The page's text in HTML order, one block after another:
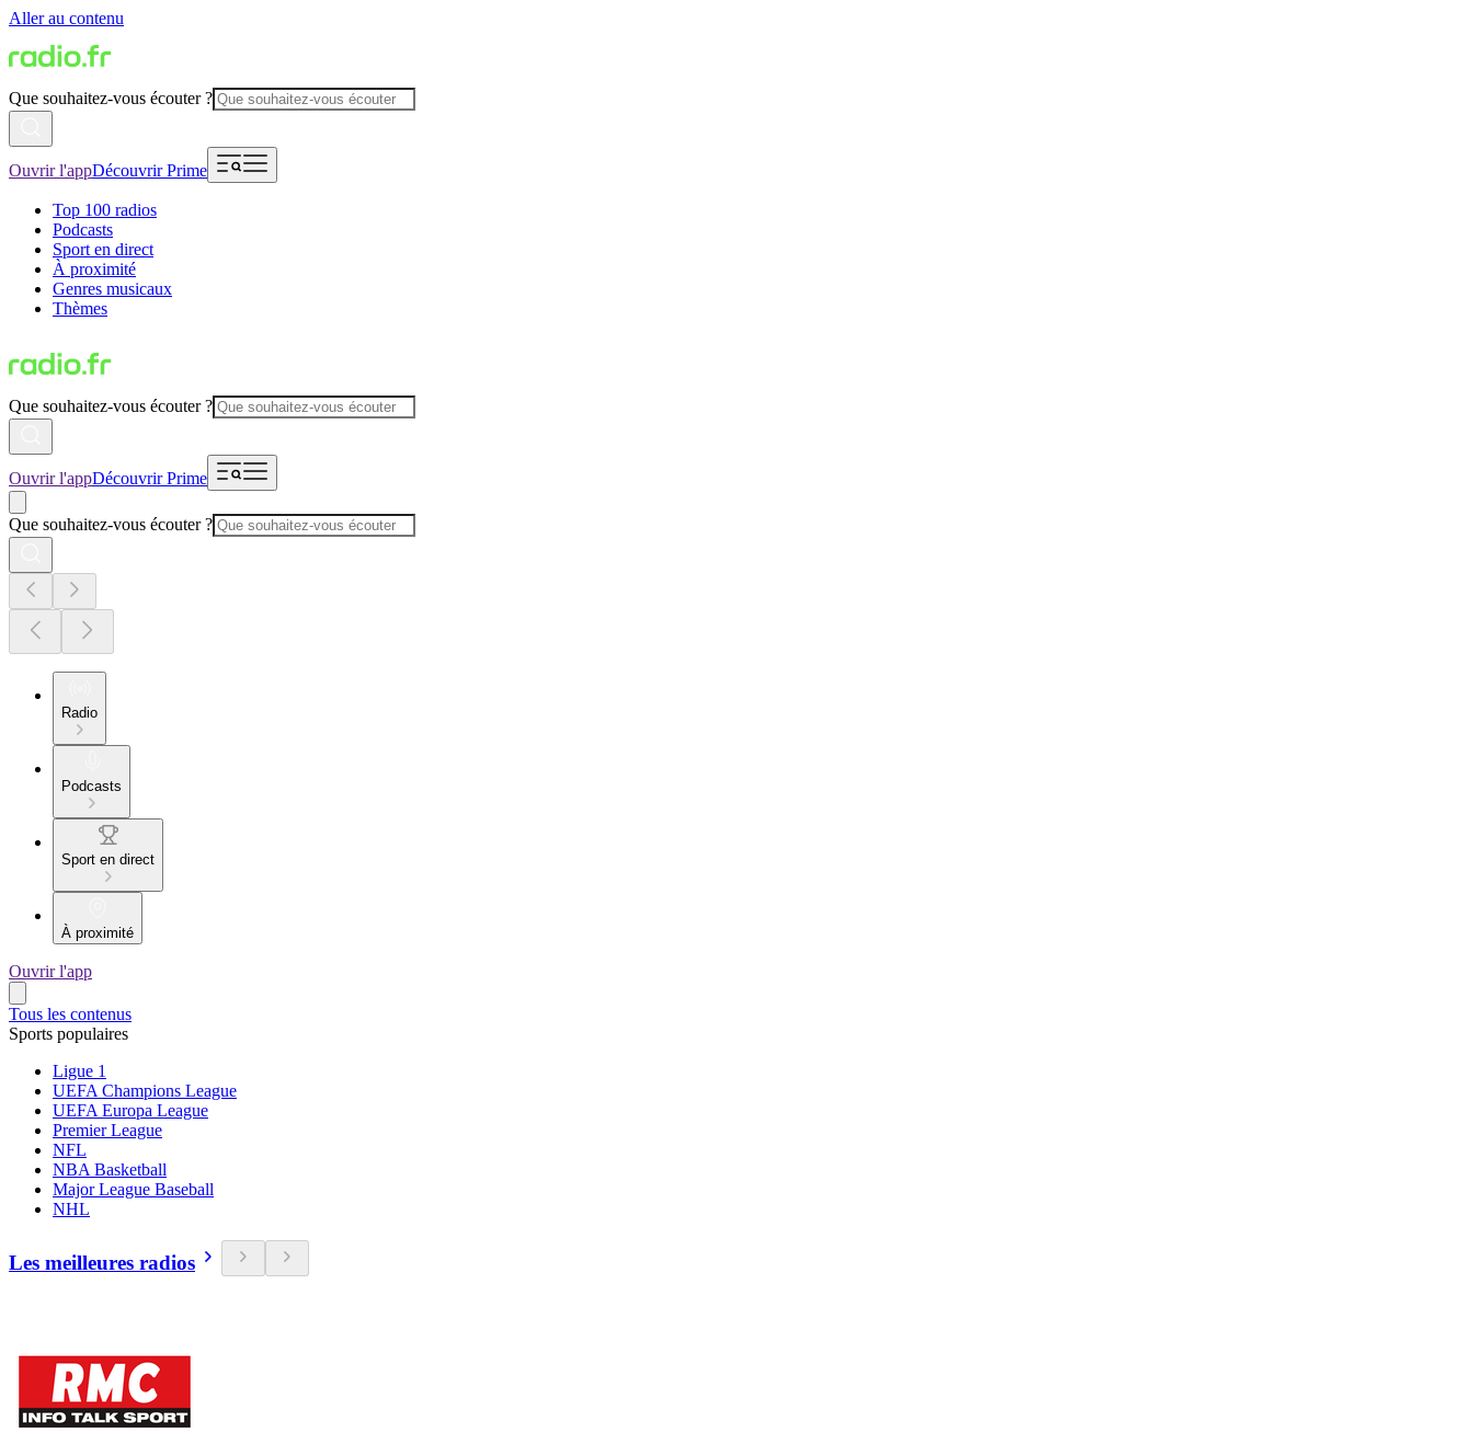
Aller au contenu
Que souhaitez-vous écouter ?
Ouvrir l'appDécouvrir Prime
Top 100 radios
Podcasts
Sport en direct
À proximité
Genres musicaux
Thèmes
Que souhaitez-vous écouter ?
Ouvrir l'appDécouvrir Prime
Que souhaitez-vous écouter ?
Radio
Podcasts
Sport en direct
À proximité
Ouvrir l'app
Tous les contenus
Sports populaires
Ligue 1
UEFA Champions League
UEFA Europa League
Premier League
NFL
NBA Basketball
Major League Baseball
NHL
Les meilleures radios